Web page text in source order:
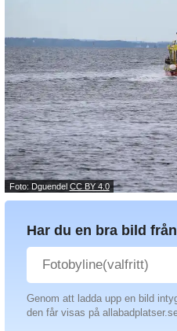
Foto: Dguendel CC BY 4.0
Har du en bra bild
Genom att ladda upp en bild
den får visas på